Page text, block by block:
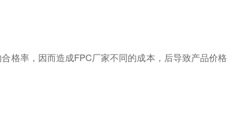
格率，因而造成FPC厂家不同的成本，后导致产品价格